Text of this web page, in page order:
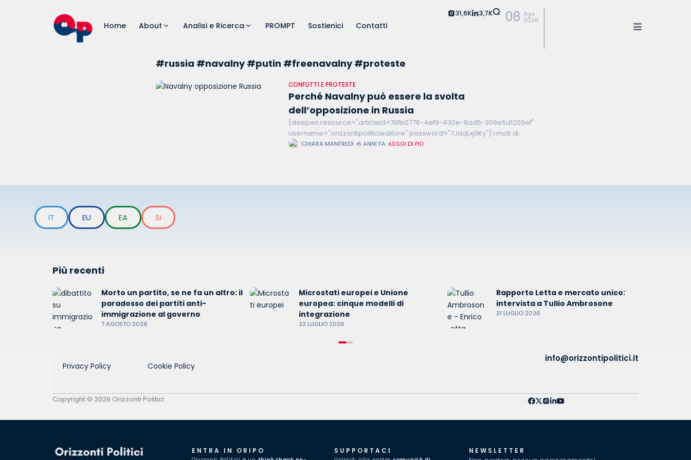
Home About Analisi e Ricerca PROMPT Sostienici Contatti
31,6K 3,7K 08 Ago
2026
#russia #navalny #putin #freenavalny #proteste
CONFLITTI E PROTESTE
Perché Navalny può essere la svolta
dell’opposizione in Russia
[deepen resource="articleId=70fb0776-4ef9-430e-8ad5-309e6d1209ef"
username="orizzontipoliticieditore" password="7JaqLxj0Ky"] I moti di
protesta in Russia, tema caldo degli ultimi mesi, non sono certo un
CHIARA MANFREDI 5 ANNI FA LEGGI DI PIÙ
IT EU EA SI
Più recenti
Morto un partito, se ne fa un altro: il
paradosso dei partiti anti-
immigrazione al governo
7 AGOSTO 2026
Microstati europei e Unione
europea: cinque modelli di
integrazione
22 LUGLIO 2026
Rapporto Letta e mercato unico:
intervista a Tullio Ambrosone
21 LUGLIO 2026
Privacy Policy Cookie Policy
info@orizzontipolitici.it
Copyright © 2026 Orizzonti Politici
ENTRA IN ORIPO SUPPORTACI
NEWSLETTER